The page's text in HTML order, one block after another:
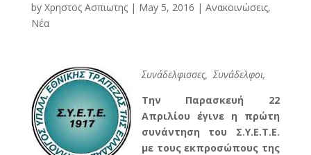
by Χρηστος Ασπιωτης| May 5, 2016 | Ανακοινώσεις,
Νέα
Συνάδελφισσες, Συνάδελφοι,
Την Παρασκευή 22
Απριλίου έγινε η πρώτη
συνάντηση του Σ.Υ.Ε.Τ.Ε.
με τους εκπροσώπους της